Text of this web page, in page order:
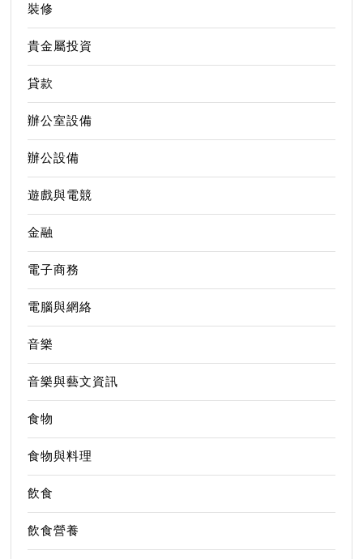
裝修
貴金屬投資
貸款
辦公室設備
辦公設備
遊戲與電競
金融
電子商務
電腦與網絡
音樂
音樂與藝文資訊
食物
食物與料理
飲食
飲食營養